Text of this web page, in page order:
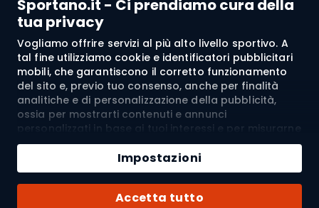
Sportano.it - Ci prendiamo cura della
tua privacy
Vogliamo offrire servizi al più alto livello sportivo. A
tal fine utilizziamo cookie e identificatori pubblicitari
mobili, che garantiscono il corretto funzionamento
del sito e, previo tuo consenso, anche per finalità
analitiche e di personalizzazione della pubblicità,
ossia per mostrarti contenuti e annunci
personalizzati in base ai tuoi interessi e per misurarne
l’efficacia. I cookie e gli identificatori pubblicitari
mobili possono essere utilizzati sia per attività
pubblicitarie personalizzate sia non personalizzate, a
seconda dei consensi da te espressi. Se clicchi su
“Accetta tutto”, acconsenti al trattamento dei tuoi
Accetta tutto
Impostazioni
Quantità
Aggiungi al carrello
Acquista con
Servizio clienti
Regolamento
Chi siamo
© 2026 Sportano